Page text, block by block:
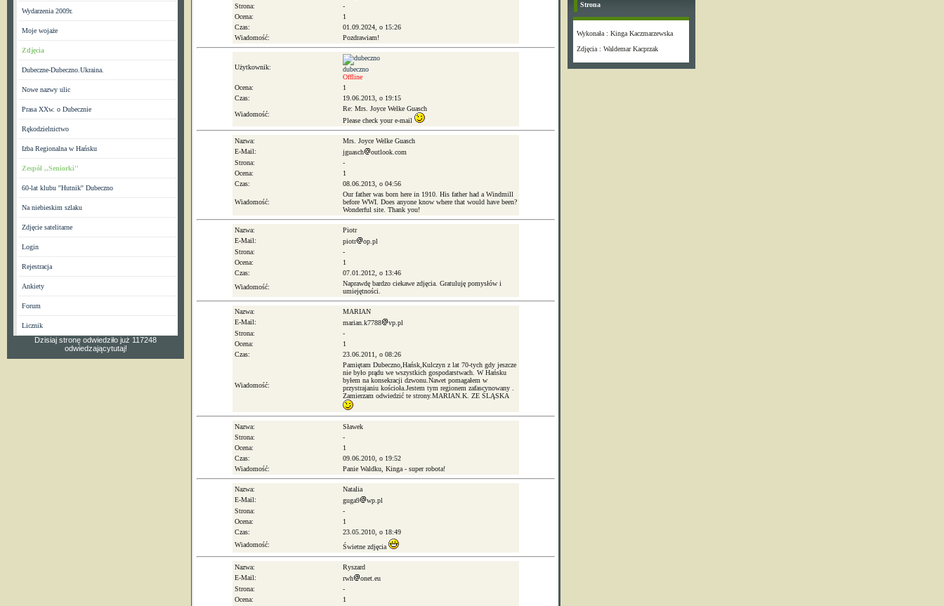
Wydarzenia 2009r.
Moje wojaże
Zdjęcia
Dubeczne-Dubeczno.Ukraina.
Nowe nazwy ulic
Prasa XXw. o Dubecznie
Rękodzielnictwo
Izba Regionalna w Hańsku
Zespół ,,Seniorki''
60-lat klubu ''Hutnik'' Dubeczno
Na niebieskim szlaku
Zdjęcie satelitarne
Login
Rejestracja
Ankiety
Forum
Licznik
Dzisiaj stronę odwiedziło już 117248
odwiedzającytutaj!
Strona:
-
Ocena:
1
Czas:
01.09.2024, o 15:26
Wiadomość:
Pozdrawiam!
Użytkownik:
dubeczno
Offline
Ocena:
1
Czas:
19.06.2013, o 19:15
Wiadomość:
Re: Mrs. Joyce Welke Guasch
Please check your e-mail
Nazwa:
Mrs. Joyce Welke Guasch
E-Mail:
jguasch
outlook.com
Strona:
-
Ocena:
1
Czas:
08.06.2013, o 04:56
Wiadomość:
Our father was born here in 1910. His father had a Windmill
before WWI. Does anyone know where that would have been?
Wonderful site. Thank you!
Nazwa:
Piotr
E-Mail:
piotr
op.pl
Strona:
-
Ocena:
1
Czas:
07.01.2012, o 13:46
Wiadomość:
Naprawdę bardzo ciekawe zdjęcia. Gratuluję pomysłów i
umiejętności.
Nazwa:
MARIAN
E-Mail:
marian.k7788
vp.pl
Strona:
-
Ocena:
1
Czas:
23.06.2011, o 08:26
Wiadomość:
Pamiętam Dubeczno,Hańsk,Kulczyn z lat 70-tych gdy jeszcze
nie było prądu we wszystkich gospodarstwach. W Hańsku
byłem na konsekracji dzwonu.Nawet pomagałem w
przystrajaniu kościoła.Jestem tym regionem zafascynowany .
Zamierzam odwiedzić te strony.MARIAN.K. ZE ŚLĄSKA
Nazwa:
Sławek
Strona:
-
Ocena:
1
Czas:
09.06.2010, o 19:52
Wiadomość:
Panie Waldku, Kinga - super robota!
Nazwa:
Natalia
E-Mail:
guga9
wp.pl
Strona:
-
Ocena:
1
Czas:
23.05.2010, o 18:49
Wiadomość:
Świetne zdjęcia
Nazwa:
Ryszard
E-Mail:
rwh
onet.eu
Strona:
-
Ocena:
1
Strona
Wykonała : Kinga Kaczmarzewska
Zdjęcia : Waldemar Kacprzak